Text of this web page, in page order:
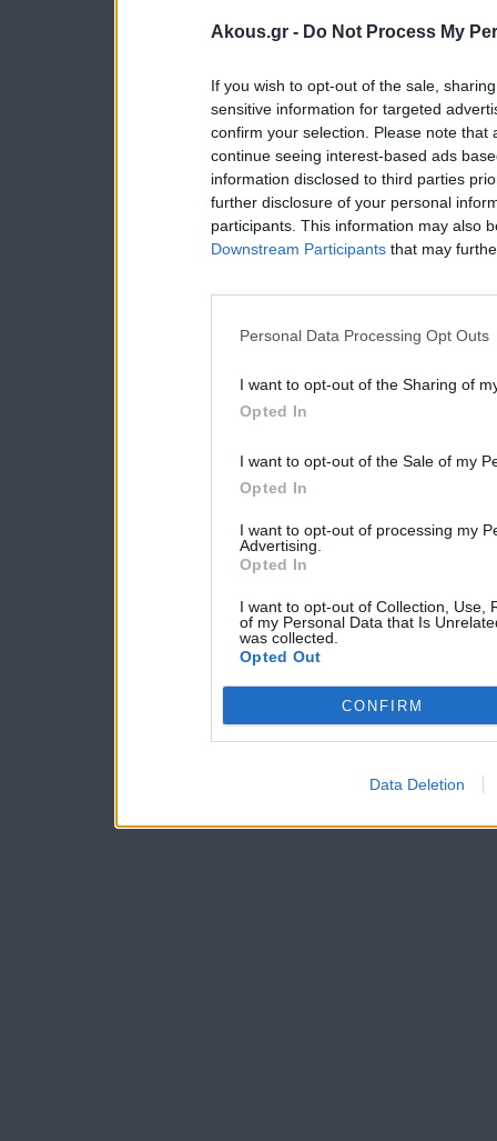
Akous.gr - Do Not Process My
If you wish to opt-out of the sale,
sensitive information for targeted
confirm your selection. Please note
continue seeing interest-based ads
information disclosed to third parties
further disclosure of your personal
participants. This information may also
Downstream Participants that may
Personal Data Processing Opt Outs
I want to opt-out of the Sharing of
Opted In
I want to opt-out of the Sale of my
Opted In
I want to opt-out of processing my
Advertising.
Opted In
I want to opt-out of Collection, Use,
of my Personal Data that Is
was collected.
Opted Out
CONFIRM
Data Deletion